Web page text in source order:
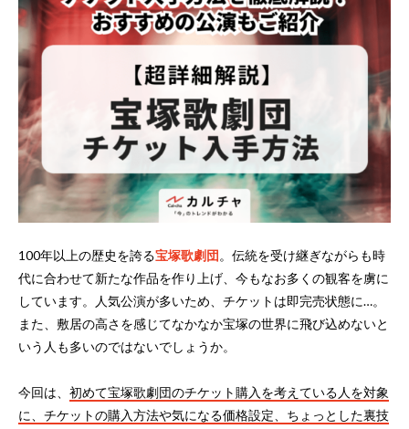
100年以上の歴史を誇る宝塚歌劇団。伝統を受け継ぎながらも時
代に合わせて新たな作品を作り上げ、今もなお多くの観客を虜に
しています。人気公演が多いため、チケットは即完売状態に…。
また、敷居の高さを感じてなかなか宝塚の世界に飛び込めないと
いう人も多いのではないでしょうか。
今回は、 初めて宝塚歌劇団のチケット購入を考えている人を対象
に、チケットの購入方法や気になる価格設定、ちょっとした裏技